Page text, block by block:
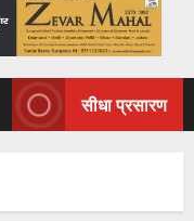
सीधा प्रसारण